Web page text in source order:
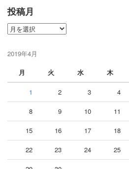
投稿月
投
月
2019年4月
月
火 水 木
1 2 3 4
8 9 10 11
15 16 17 18
22 23 24 25